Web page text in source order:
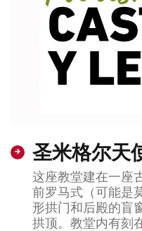
圣米格尔天
这座教堂建在一座
前罗马式（可能是
形拱门和后殿的盲
拱顶。教堂内有刻